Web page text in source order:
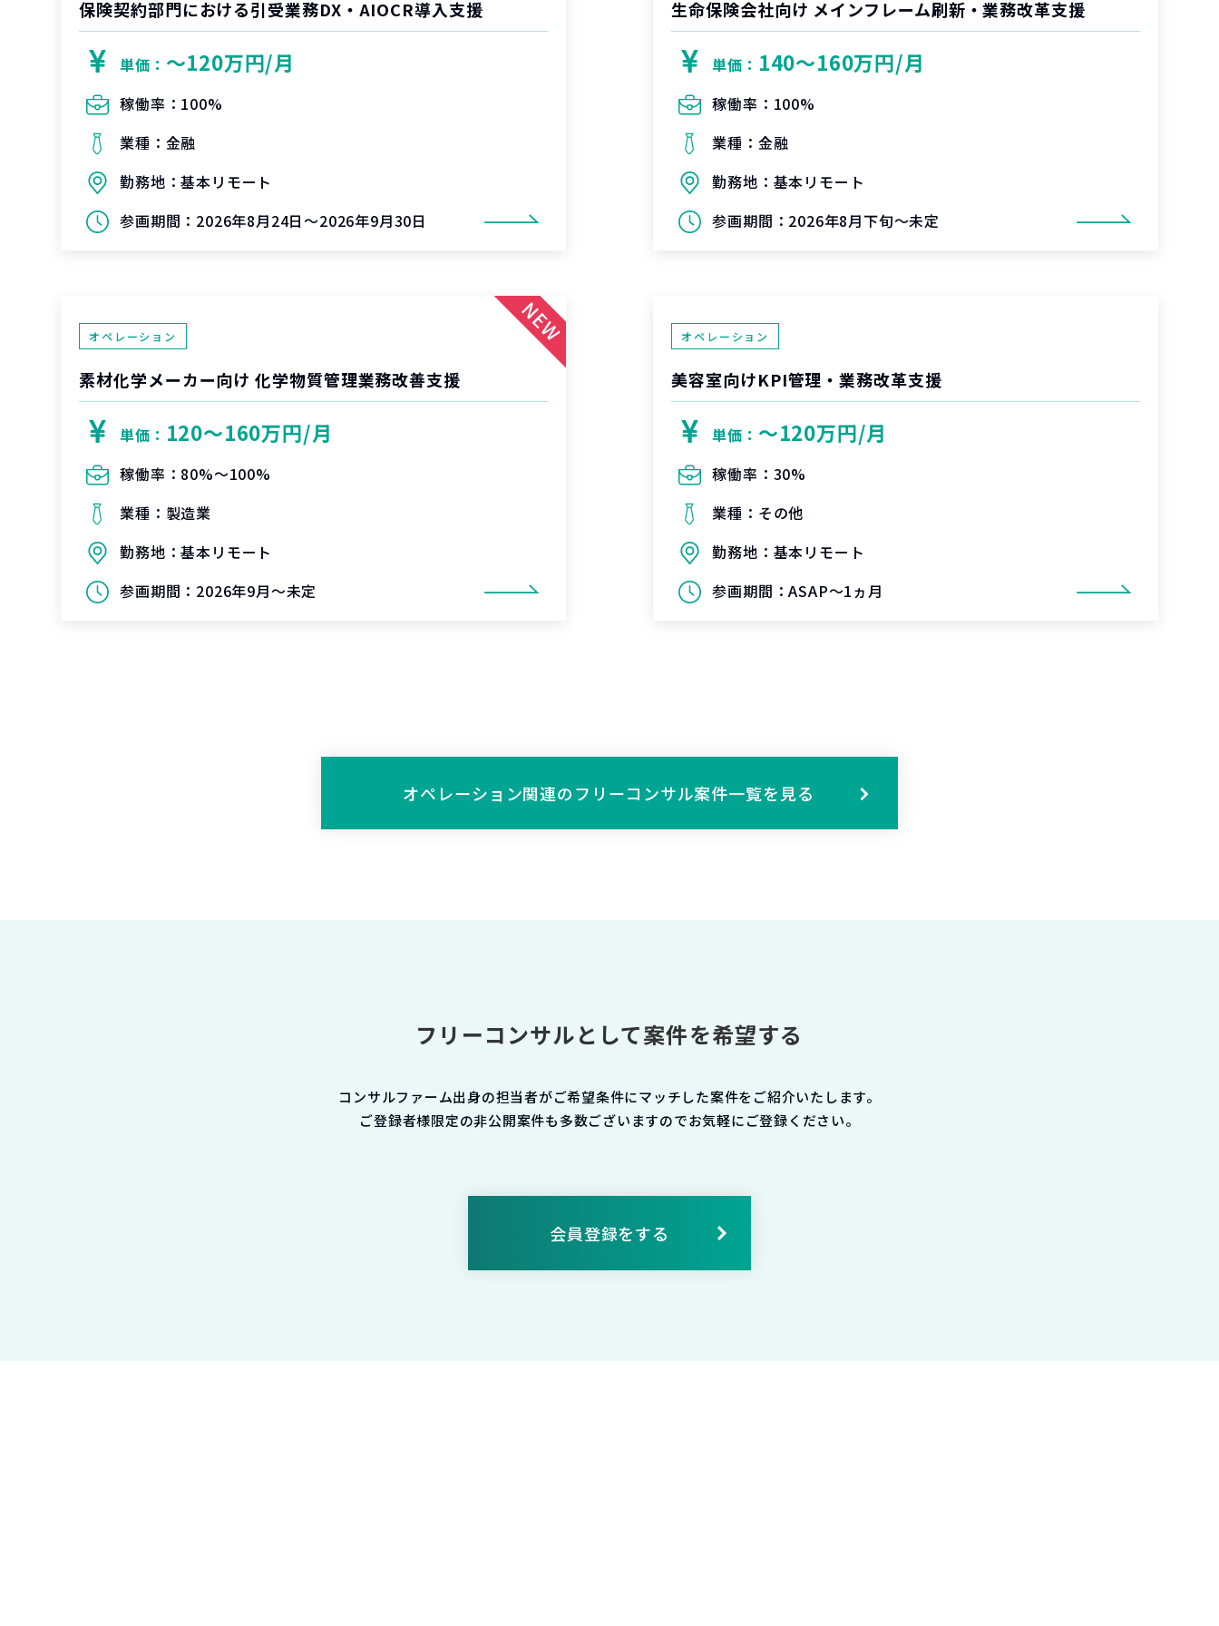
保険契約部門における引受業務DX・AIOCR導入支援
単価： 〜120万円/月
稼働率： 100%
業種： 金融
勤務地：基本リモート
参画期間： 2026年8月24日～2026年9月30日
生命保険会社向け メインフレーム刷新・業務改革支援
単価： 140〜160万円/月
稼働率： 100%
業種： 金融
勤務地： 基本リモート
参画期間： 2026年8月下旬～未定
オペレーション
素材化学メーカー向け 化学物質管理業務改善支援
単価： 120〜160万円/月
稼働率： 80%〜100%
業種： 製造業
勤務地：基本リモート
参画期間： 2026年9月～未定
オペレーション
美容室向けKPI管理・業務改革支援
単価： 〜120万円/月
稼働率： 30%
業種： その他
勤務地： 基本リモート
参画期間：ASAP～1ヵ月
オペレーション関連のフリーコンサル案件一覧を見る
フリーコンサルとして案件を希望する
コンサルファーム出身の担当者がご希望条件にマッチした案件をご紹介いたします。
ご登録者様限定の非公開案件も多数ございますのでお気軽にご登録ください。
会員登録をする